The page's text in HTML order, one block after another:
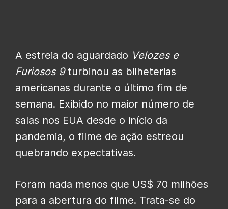
A estreia do aguardado Velozes e
Furiosos 9turbinou as bilheterias
americanas durante o último fim de
semana. Exibido no maior número de
salas nos EUA desde o início da
pandemia, o filme de ação estreou
quebrando expectativas.
Foram nada menos que US$ 70 milhões
para a abertura do filme. Trata-se do